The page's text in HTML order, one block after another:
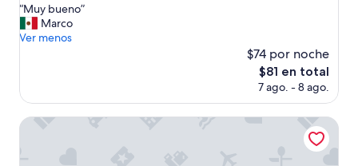
10,
Excelente,
(101
“
M
u
e
o
“Muy bueno”
Marco
Ver menos
$74 por noche
El
precio
es
$81 en total
7 ago. - 8 ago.
Quindeloma Art Hotel And Gallery